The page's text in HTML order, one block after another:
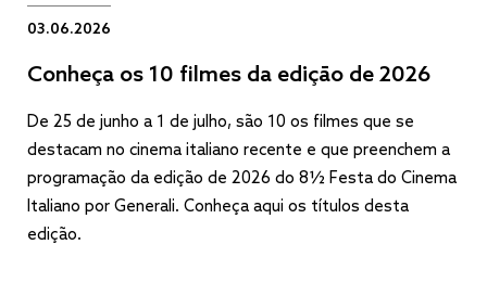
03.06.2026
Conheça os 10 filmes da edição de 2026
De 25 de junho a 1 de julho, são 10 os filmes que se
destacam no cinema italiano recente e que preenchem a
programação da edição de 2026 do 8½ Festa do Cinema
Italiano por Generali. Conheça aqui os títulos desta
edição.